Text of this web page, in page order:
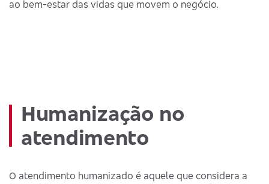
ao bem-estar das vidas que movem o negócio.
Humanização no
atendimento
O atendimento humanizado é aquele que considera a